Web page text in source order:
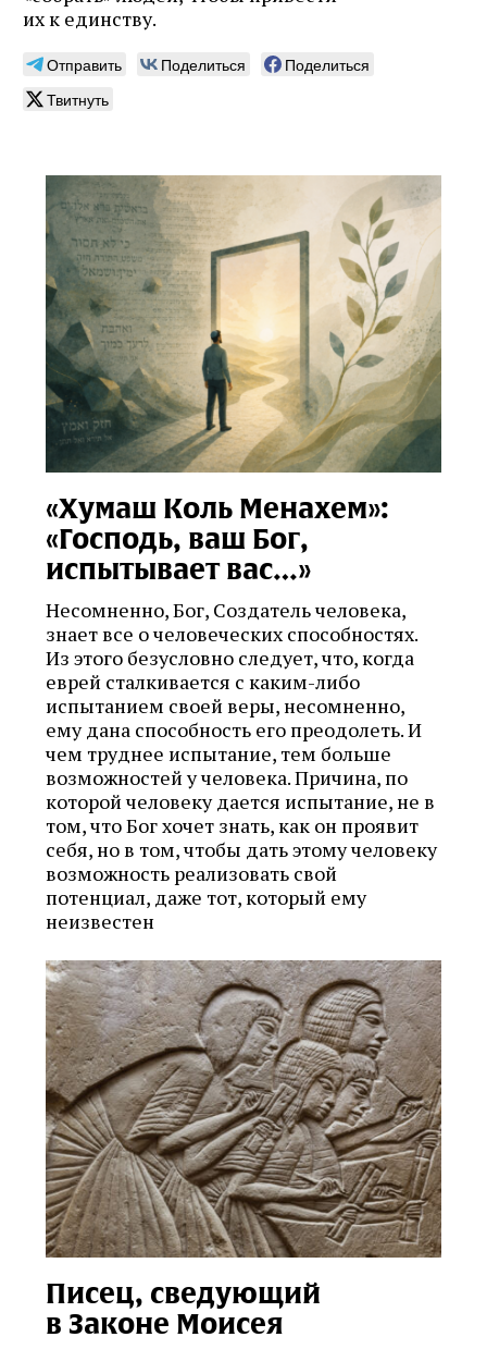
их к единству.
Отправить Поделиться
Поделиться
Твитнуть
«Хумаш Коль Менахем»:
«Господь, ваш Бог,
испытывает вас…»
Несомненно, Бог, Создатель человека,
знает все о человеческих способностях.
Из этого безусловно следует, что, когда
еврей сталкивается с каким-либо
испытанием своей веры, несомненно,
ему дана способность его преодолеть. И
чем труднее испытание, тем больше
возможностей у человека. Причина, по
которой человеку дается испытание, не в
том, что Бог хочет знать, как он проявит
себя, но в том, чтобы дать этому человеку
возможность реализовать свой
потенциал, даже тот, который ему
неизвестен
Писец, сведующий
в Законе Моисея